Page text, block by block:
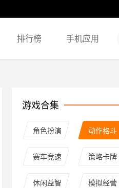
排行榜 手机应用
游戏合集
角色扮演 动作格斗
赛车竞速 策略卡牌
休闲益智 模拟经营